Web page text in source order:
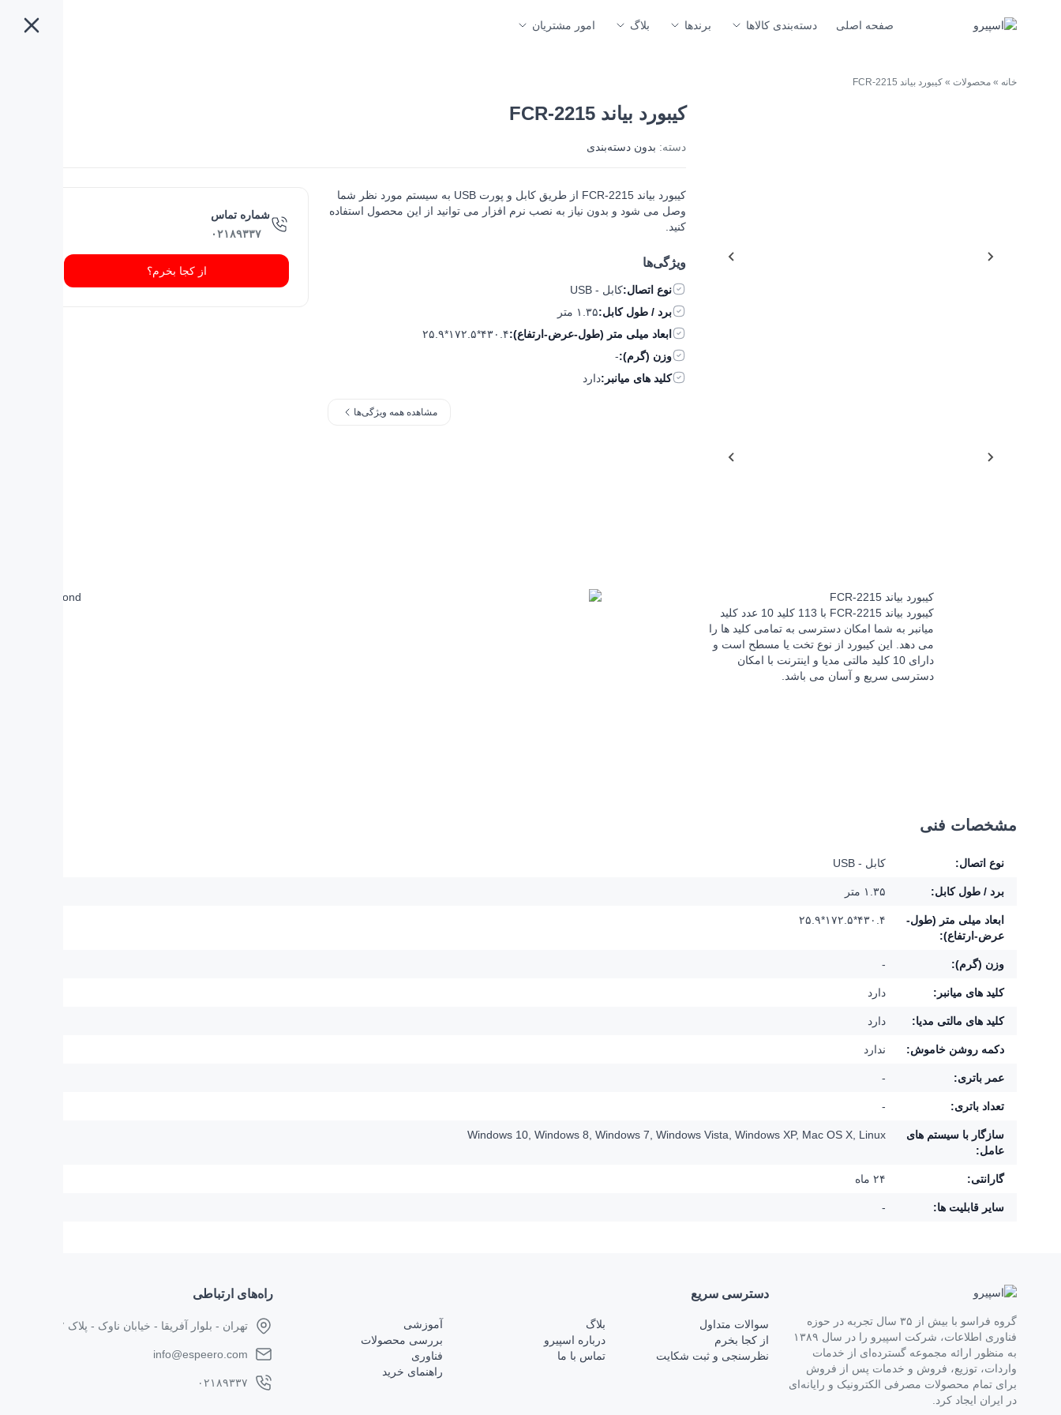
صفحه اصلی دسته‌بندی کالاها برندها بلاگ امور مشتریان
خانه » محصولات » کیبورد بیاند FCR-2215
کیبورد بیاند FCR-2215
دسته: بدون دسته‌بندی
کیبورد بیاند FCR-2215 از طریق کابل و پورت USB به سیستم مورد نظر شما
وصل می شود و بدون نیاز به نصب نرم افزار می توانید از این محصول استفاده
کنید.
ویژگی‌ها
نوع اتصال:کابل - USB
برد / طول کابل:۱.۳۵ متر
ابعاد میلی متر (طول-عرض-ارتفاع):۴۳۰.۴*۱۷۲.۵*۲۵.۹
وزن (گرم):-
کلید های میانبر:دارد
مشاهده همه ویژگی‌ها
شماره تماس
۰۲۱۸۹۳۳۷
از کجا بخرم؟
کیبورد بیاند FCR-2215
کیبورد بیاند FCR-2215 با 113 کلید 10 عدد کلید
میانبر به شما امکان دسترسی به تمامی کلید ها را
می دهد. این کیبورد از نوع تخت یا مسطح است و
دارای 10 کلید مالتی مدیا و اینترنت با امکان
دسترسی سریع و آسان می باشد.
مشخصات فنی
نوع اتصال: کابل - USB
برد / طول کابل: ۱.۳۵ متر
ابعاد میلی متر (طول-
عرض-ارتفاع):
۴۳۰.۴*۱۷۲.۵*۲۵.۹
وزن (گرم): -
کلید های میانبر: دارد
کلید های مالتی مدیا: دارد
دکمه روشن خاموش: ندارد
عمر باتری: -
تعداد باتری: -
سازگار با سیستم های
عامل:
Windows 10, Windows 8, Windows 7, Windows Vista, Windows XP, Mac OS X, Linux
گارانتی: ۲۴ ماه
سایر قابلیت ها: -
گروه فراسو با بیش از ۳۵ سال تجربه در حوزه
فناوری اطلاعات، شرکت اسپیرو را در سال ۱۳۸۹
به منظور ارائه مجموعه گسترده‌ای از خدمات
واردات، توزیع، فروش و خدمات پس از فروش
برای تمام محصولات مصرفی الکترونیک و رایانه‌ای
در ایران ایجاد کرد.
دسترسی‌ سریع
سوالات متداول
از کجا بخرم
نظرسنجی و ثبت شکایت
بلاگ
درباره اسپیرو
تماس با ما
آموزشی
بررسی محصولات
فناوری
راهنمای خرید
راه‌های ارتباطی
تهران - بلوار آفریقا - خیابان ناوک - پلاک ۱۷
info@espeero.com
۰۲۱۸۹۳۳۷